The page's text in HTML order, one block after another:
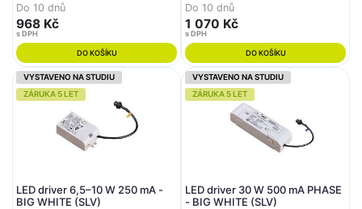
Do 10 dnů
968 Kč
s DPH
DO KOŠÍKU
Do 10 dnů
1 070 Kč
s DPH
DO KOŠÍKU
VYSTAVENO NA STUDIU
ZÁRUKA 5 LET
LED driver 6,5–10 W 250 mA -
BIG WHITE (SLV)
VYSTAVENO NA STUDIU
ZÁRUKA 5 LET
LED driver 30 W 500 mA PHASE
- BIG WHITE (SLV)